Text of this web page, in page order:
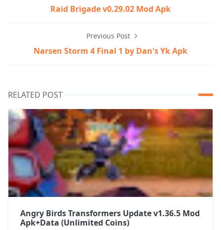
Raid Brigade v0.29.02 Mod Apk
Previous Post
Narsen Storm 4 Final 1 by Dan's Yk Apk
RELATED POST
Angry Birds Transformers Update v1.36.5 Mod
Apk+Data (Unlimited Coins)